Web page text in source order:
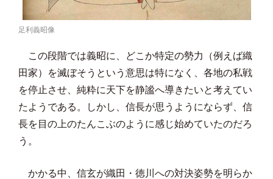
足利義昭像
この段階では義昭に、どこか特定の勢力（例えば織
田家）を滅ぼそうという意思は特になく、各地の私戦
を停止させ、純粋に天下を静謐へ導きたいと考えてい
たようである。しかし、信長が思うようにならず、信
長を目の上のたんこぶのように感じ始めていたのだろ
う。
かかる中、信玄が織田・徳川への対決姿勢を明らか